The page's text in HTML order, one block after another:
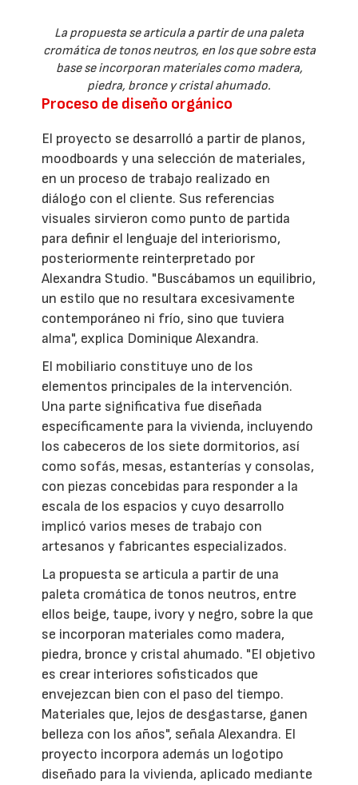
La propuesta se articula a partir de una paleta
cromática de tonos neutros, en los que sobre esta
base se incorporan materiales como madera,
piedra, bronce y cristal ahumado.
Proceso de diseño orgánico
El proyecto se desarrolló a partir de planos,
moodboards y una selección de materiales,
en un proceso de trabajo realizado en
diálogo con el cliente. Sus referencias
visuales sirvieron como punto de partida
para definir el lenguaje del interiorismo,
posteriormente reinterpretado por
Alexandra Studio. "Buscábamos un equilibrio,
un estilo que no resultara excesivamente
contemporáneo ni frío, sino que tuviera
alma", explica Dominique Alexandra.
El mobiliario constituye uno de los
elementos principales de la intervención.
Una parte significativa fue diseñada
específicamente para la vivienda, incluyendo
los cabeceros de los siete dormitorios, así
como sofás, mesas, estanterías y consolas,
con piezas concebidas para responder a la
escala de los espacios y cuyo desarrollo
implicó varios meses de trabajo con
artesanos y fabricantes especializados.
La propuesta se articula a partir de una
paleta cromática de tonos neutros, entre
ellos beige, taupe, ivory y negro, sobre la que
se incorporan materiales como madera,
piedra, bronce y cristal ahumado. "El objetivo
es crear interiores sofisticados que
envejezcan bien con el paso del tiempo.
Materiales que, lejos de desgastarse, ganen
belleza con los años", señala Alexandra. El
proyecto incorpora además un logotipo
diseñado para la vivienda, aplicado mediante